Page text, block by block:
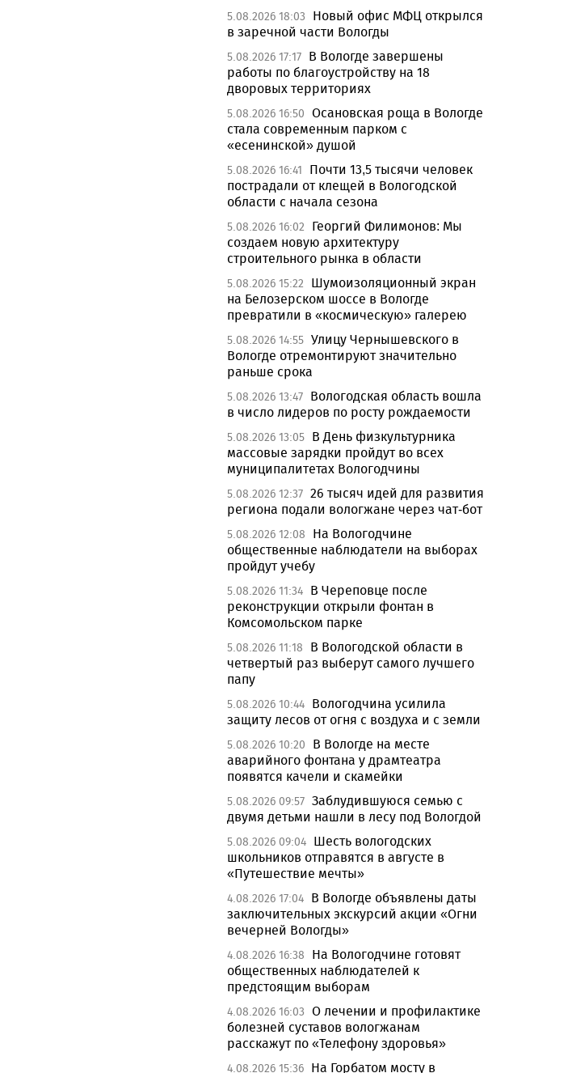
5.08.2026 18:03
Новый офис МФЦ открылся
в заречной части Вологды
5.08.2026 17:17 В Вологде завершены
работы по благоустройству на 18
дворовых территориях
5.08.2026 16:50 Осановская роща в Вологде
стала современным парком с
«есенинской» душой
5.08.2026 16:41
Почти 13,5 тысячи человек
пострадали от клещей в Вологодской
области с начала сезона
5.08.2026 16:02
Георгий Филимонов: Мы
создаем новую архитектуру
строительного рынка в области
5.08.2026 15:22
Шумоизоляционный экран
на Белозерском шоссе в Вологде
превратили в «космическую» галерею
5.08.2026 14:55 Улицу Чернышевского в
Вологде отремонтируют значительно
раньше срока
5.08.2026 13:47 Вологодская область вошла
в число лидеров по росту рождаемости
5.08.2026 13:05 В День физкультурника
массовые зарядки пройдут во всех
муниципалитетах Вологодчины
5.08.2026 12:37 26 тысяч идей для развития
региона подали вологжане через чат-бот
5.08.2026 12:08
На Вологодчине
общественные наблюдатели на выборах
пройдут учебу
5.08.2026 11:34 В Череповце после
реконструкции открыли фонтан в
Комсомольском парке
5.08.2026 11:18
В Вологодской области в
четвертый раз выберут самого лучшего
папу
5.08.2026 10:44 Вологодчина усилила
защиту лесов от огня с воздуха и с земли
5.08.2026 10:20
В Вологде на месте
аварийного фонтана у драмтеатра
появятся качели и скамейки
5.08.2026 09:57 Заблудившуюся семью с
двумя детьми нашли в лесу под Вологдой
5.08.2026 09:04 Шесть вологодских
школьников отправятся в августе в
«Путешествие мечты»
4.08.2026 17:04 В Вологде объявлены даты
заключительных экскурсий акции «Огни
вечерней Вологды»
4.08.2026 16:38
На Вологодчине готовят
общественных наблюдателей к
предстоящим выборам
4.08.2026 16:03 О лечении и профилактике
болезней суставов вологжанам
расскажут по «Телефону здоровья»
4.08.2026 15:36 На Горбатом мосту в